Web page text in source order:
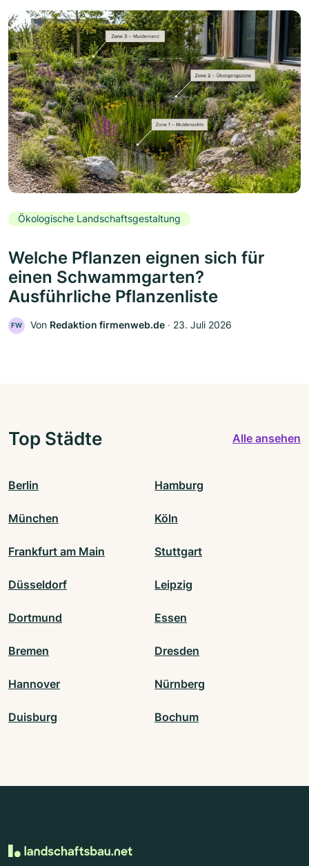
Ökologische Landschaftsgestaltung
Welche Pflanzen eignen sich für
einen Schwammgarten?
Ausführliche Pflanzenliste
FW Von Redaktion firmenweb.de ‧ 23. Juli 2026
Top Städte Alle ansehen
Berlin Hamburg
München Köln
Frankfurt am Main Stuttgart
Düsseldorf Leipzig
Dortmund Essen
Bremen Dresden
Hannover Nürnberg
Duisburg Bochum